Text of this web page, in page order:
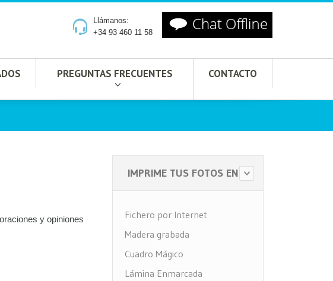
Llámanos:
+34 93 460 11 58
PREGUNTAS FRECUENTES CONTACTO
y opiniones
IMPRIME TUS FOTOS EN
Fichero por Internet
Madera grabada
Cuadro Mágico
Lámina Enmarcada